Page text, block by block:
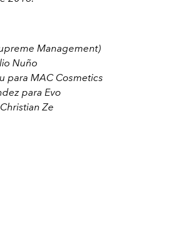
Management)
Nuño
para MAC Cosmetics
para Evo
Ze